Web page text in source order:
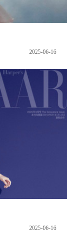
2025-06-16
2025-06-16